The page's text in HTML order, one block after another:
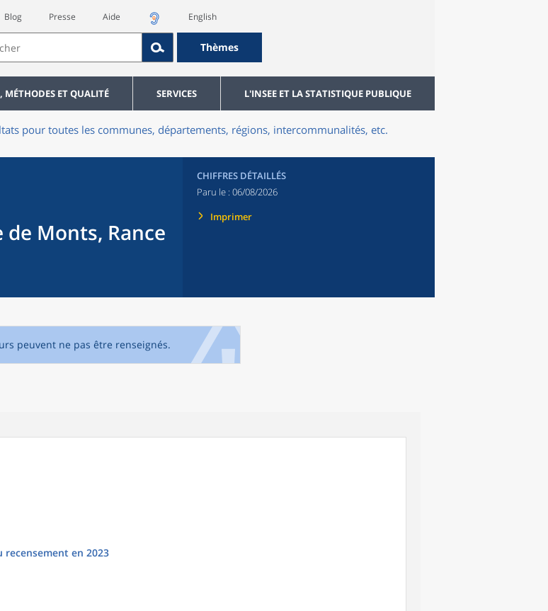
Blog Presse Aide English
Thèmes
MÉTHODES ET QUALITÉ SERVICES L'INSEE ET LA STATISTIQUE PUBLIQUE
pour toutes les communes, départements, régions, intercommunalités, etc.
Monts, Rance
CHIFFRES DÉTAILLÉS
Paru le : 06/08/2026
Imprimer
peuvent ne pas être renseignés.
en 2023